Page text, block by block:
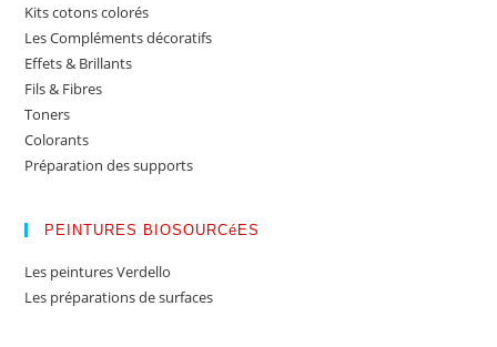
Kits cotons colorés
Les Compléments décoratifs
Effets & Brillants
Fils & Fibres
Toners
Colorants
Préparation des supports
PEINTURES BIOSOURCéES
Les peintures Verdello
Les préparations de surfaces